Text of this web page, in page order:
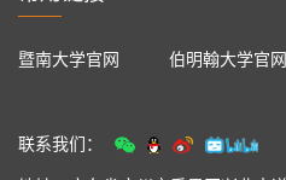
暨南大学官网 伯明翰大学官网
联系我们：